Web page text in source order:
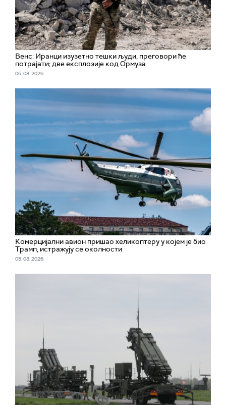
Венс: Иранци изузетно тешки људи, преговори ће
потрајати; две експлозије код Ормуза
06. 08. 2026.
Комерцијални авион пришао хеликоптеру у којем је био
Трамп, истражују се околности
05. 08. 2026.